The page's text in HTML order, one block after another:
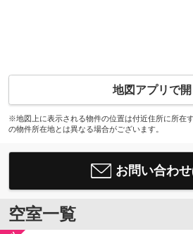
地図アプリで開
※地図上に表示される物件の位置は付近住所に所在
の物件所在地とは異なる場合がございます。
お問い合わ
空室一覧